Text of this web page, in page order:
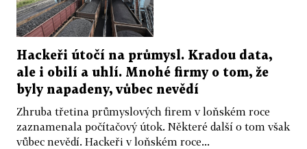
Hackeři útočí na průmysl. Kradou data,
ale i obilí a uhlí. Mnohé firmy o tom, že
byly napadeny, vůbec nevědí
Zhruba třetina průmyslových firem v loňském roce
zaznamenala počítačový útok. Některé další o tom však
vůbec nevědí. Hackeři v loňském roce...